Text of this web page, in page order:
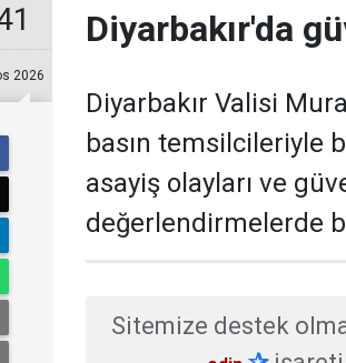
2026
Diyarbakır'da
Diyarbakır Valisi
basın temsilcileriyle
asayiş olayları ve
değerlendirmelerde
Sitemize destek